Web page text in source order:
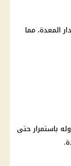
المعدة، مما
باستمرار حتى